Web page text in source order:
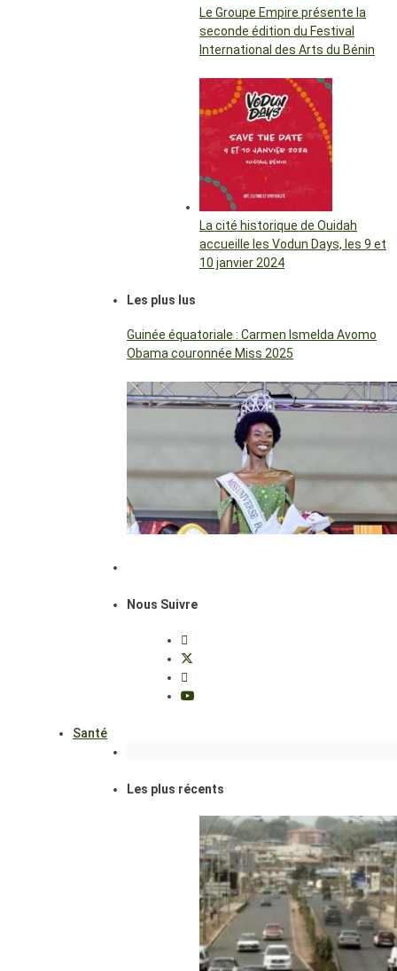
Le Groupe Empire présente la
seconde édition du Festival
International des Arts du Bénin
La cité historique de Ouidah
accueille les Vodun Days, les 9 et
10 janvier 2024
Les plus lus
Guinée équatoriale : Carmen Ismelda Avomo
Obama couronnée Miss 2025
Nous Suivre
Santé
Les plus récents